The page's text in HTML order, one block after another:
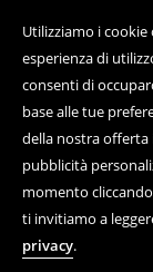
Utilizziamo i
esperienza di
consenti di
base alle tue
della nostra offerta
pubblicità
momento
ti invitiamo a
privacy.
Aiuto e
Acquisto
Regolamenti